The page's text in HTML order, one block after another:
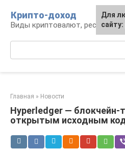
контенту
Крипто-доход
Виды криптовалют, ресурсы и
Главная » Новости
Hyperledger — блокчейн-
открытым исходным
Для